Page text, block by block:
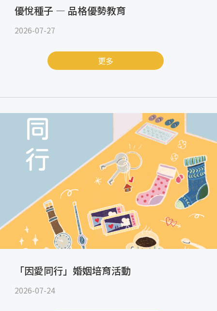
優悅種子 — 品格優勢教育
2026-07-27
更多
「因愛同行」婚姻培育活動
2026-07-24